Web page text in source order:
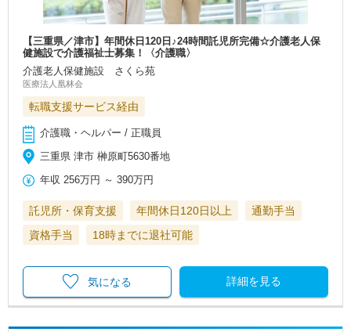
【三重県／津市】年間休日120日♪24時間託児所完備☆介護老人保
健施設で介護福祉士募集！〈介護職〉
介護老人保健施設 さくら苑
医療法人凰林会
転職支援サービス経由
介護職・ヘルパー / 正職員
三重県 津市 榊原町5630番地
年収 256万円 ～390万円
託児所・保育支援 年間休日120日以上
通勤手当
資格手当
18時までに退社可能
詳細を見る
気になる